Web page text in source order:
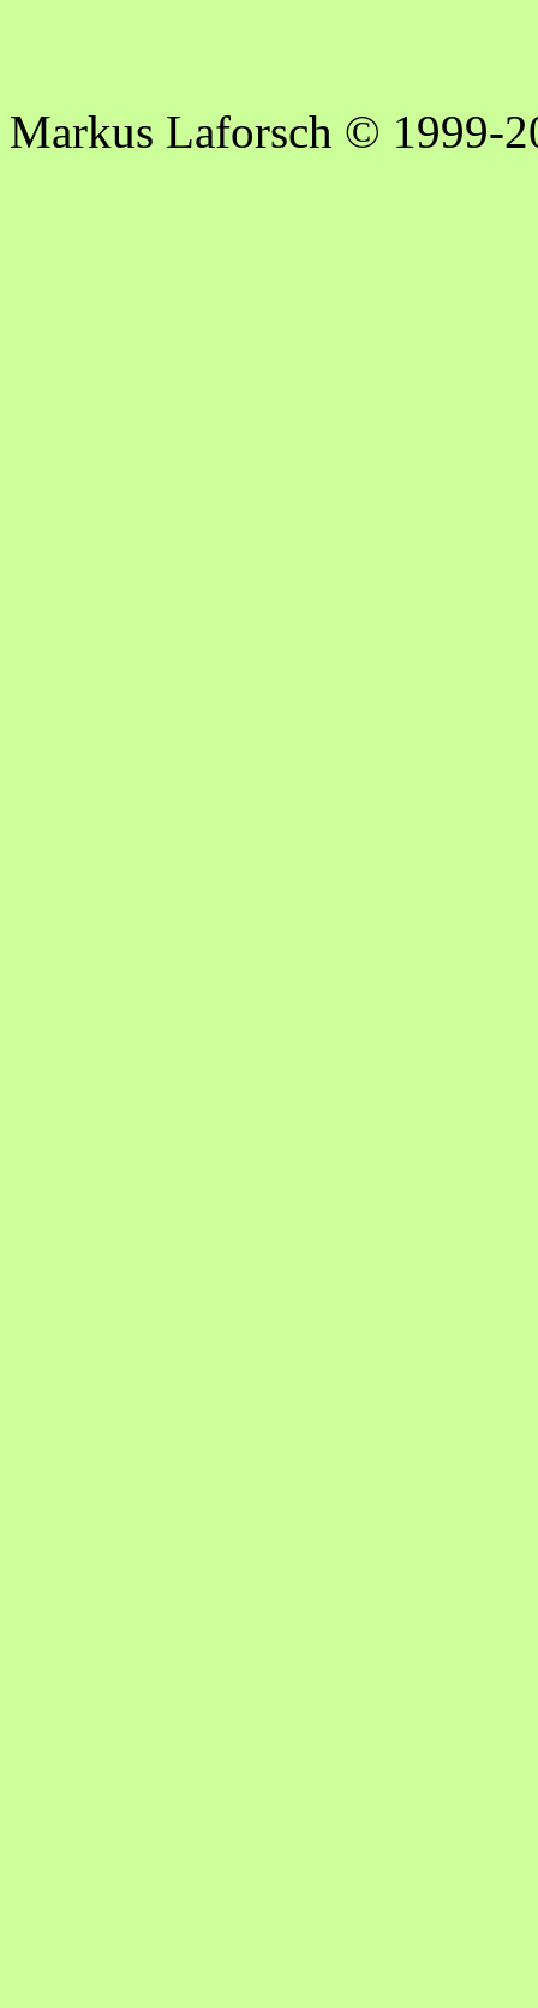
Markus Laforsch © 1999-